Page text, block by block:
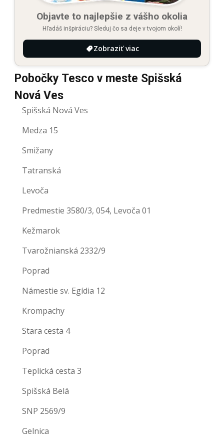
Objavte to najlepšie z vášho okolia
Hľadáš inšpiráciu? Sleduj čo sa deje v tvojom okolí!
Zobraziť viac
Pobočky Tesco v meste Spišská
Nová Ves
Spišská Nová Ves
Medza 15
Smižany
Tatranská
Levoča
Predmestie 3580/3, 054, Levoča 01
Kežmarok
Tvarožnianská 2332/9
Poprad
Námestie sv. Egídia 12
Krompachy
Stara cesta 4
Poprad
Teplická cesta 3
Spišská Belá
SNP 2569/9
Gelnica